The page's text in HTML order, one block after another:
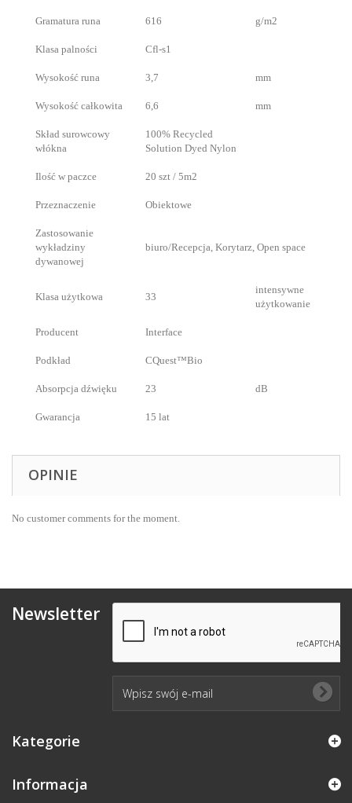
Gramatura runa 616 g/m2
Klasa palności Cfl-s1
Wysokość runa 3,7 mm
Wysokość całkowita 6,6 mm
Skład surowcowy
włókna
100% Recycled
Solution Dyed Nylon
Ilość w paczce 20 szt / 5m2
Przeznaczenie Obiektowe
Zastosowanie
wykładziny
dywanowej
biuro/Recepcja, Korytarz, Open space
Klasa użytkowa 33
intensywne
użytkowanie
Producent Interface
Podkład CQuest™Bio
Absorpcja dźwięku 23 dB
Gwarancja 15 lat
OPINIE
No customer comments for the moment.
Newsletter
Kategorie
Informacja